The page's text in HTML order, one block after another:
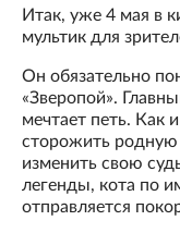
Итак, уже 4 мая в
мультик для
Он обязательно
«Зверопой».
мечтает петь. Как
сторожить родную
изменить свою
легенды, кота по
отправляется